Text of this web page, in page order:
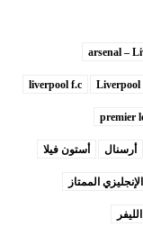
arsenal –
Liverpool
liverpool f.c
premier
أرسنال أستون فيلا
الممتاز
الليفر